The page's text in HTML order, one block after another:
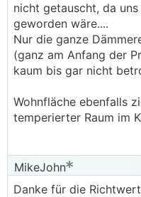
nicht getauscht, da
geworden wäre....
Nur die ganze
(ganz am Anfang der
kaum bis gar nicht
Wohnfläche ebenfalls
temperierter Raum im
MikeJohn
Danke für die